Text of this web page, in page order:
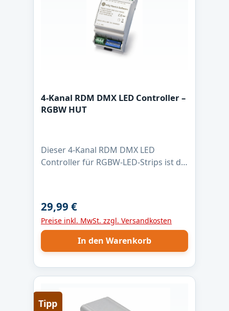
4-Kanal RDM DMX LED Controller –
RGBW HUT
Dieser 4-Kanal RDM DMX LED
Controller für RGBW-LED-Strips ist die
PWM-Dimmung und 1 kHz PWM-
Frequenz ermöglicht er eine absolut
flimmerfreie Steuerung – auch bei
langsamen Farbverläufen. Der
für saubere Masse-Schaltung. Dank
Regulärer Preis:
29,99 €
Preise inkl. MwSt. zzgl. Versandkosten
In den Warenkorb
Tipp